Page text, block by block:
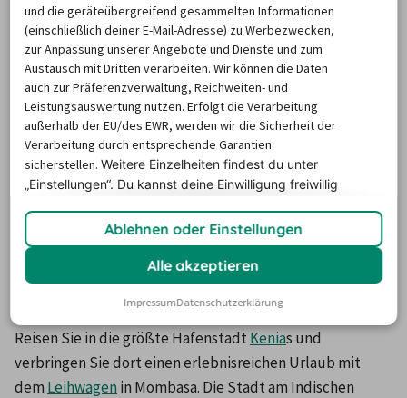
Rückgabestationen in Mombasa. Für Städtetrips,
Landpartien…und mehr Flexibilität im Urlaub! Na, wo
soll der Roadtrip starten?
Um die Karte und die Stationsinformationen
anzuzeigen, aktiviere bitte Cookies.
Klicke hier, um deine Cookie-Einstellungen zu
verwalten.
Mietwagen Mombasa
Reisen Sie in die größte Hafenstadt Kenias und
verbringen Sie dort einen erlebnisreichen Urlaub mit
dem Leihwagen in Mombasa. Die Stadt am Indischen
und die geräteübergreifend gesammelten Informationen
(einschließlich deiner E-Mail-Adresse) zu Werbezwecken,
zur Anpassung unserer Angebote und Dienste und zum
Austausch mit Dritten verarbeiten. Wir können die Daten
auch zur Präferenzverwaltung, Reichweiten- und
Leistungsauswertung nutzen. Erfolgt die Verarbeitung
außerhalb der EU/des EWR, werden wir die Sicherheit der
Verarbeitung durch entsprechende Garantien
sicherstellen.Weitere Einzelheiten findest du unter
„Einstellungen“. Du kannst deine Einwilligung freiwillig
Ablehnen oder Einstellungen
Alle akzeptieren
ImpressumDatenschutzerklärung